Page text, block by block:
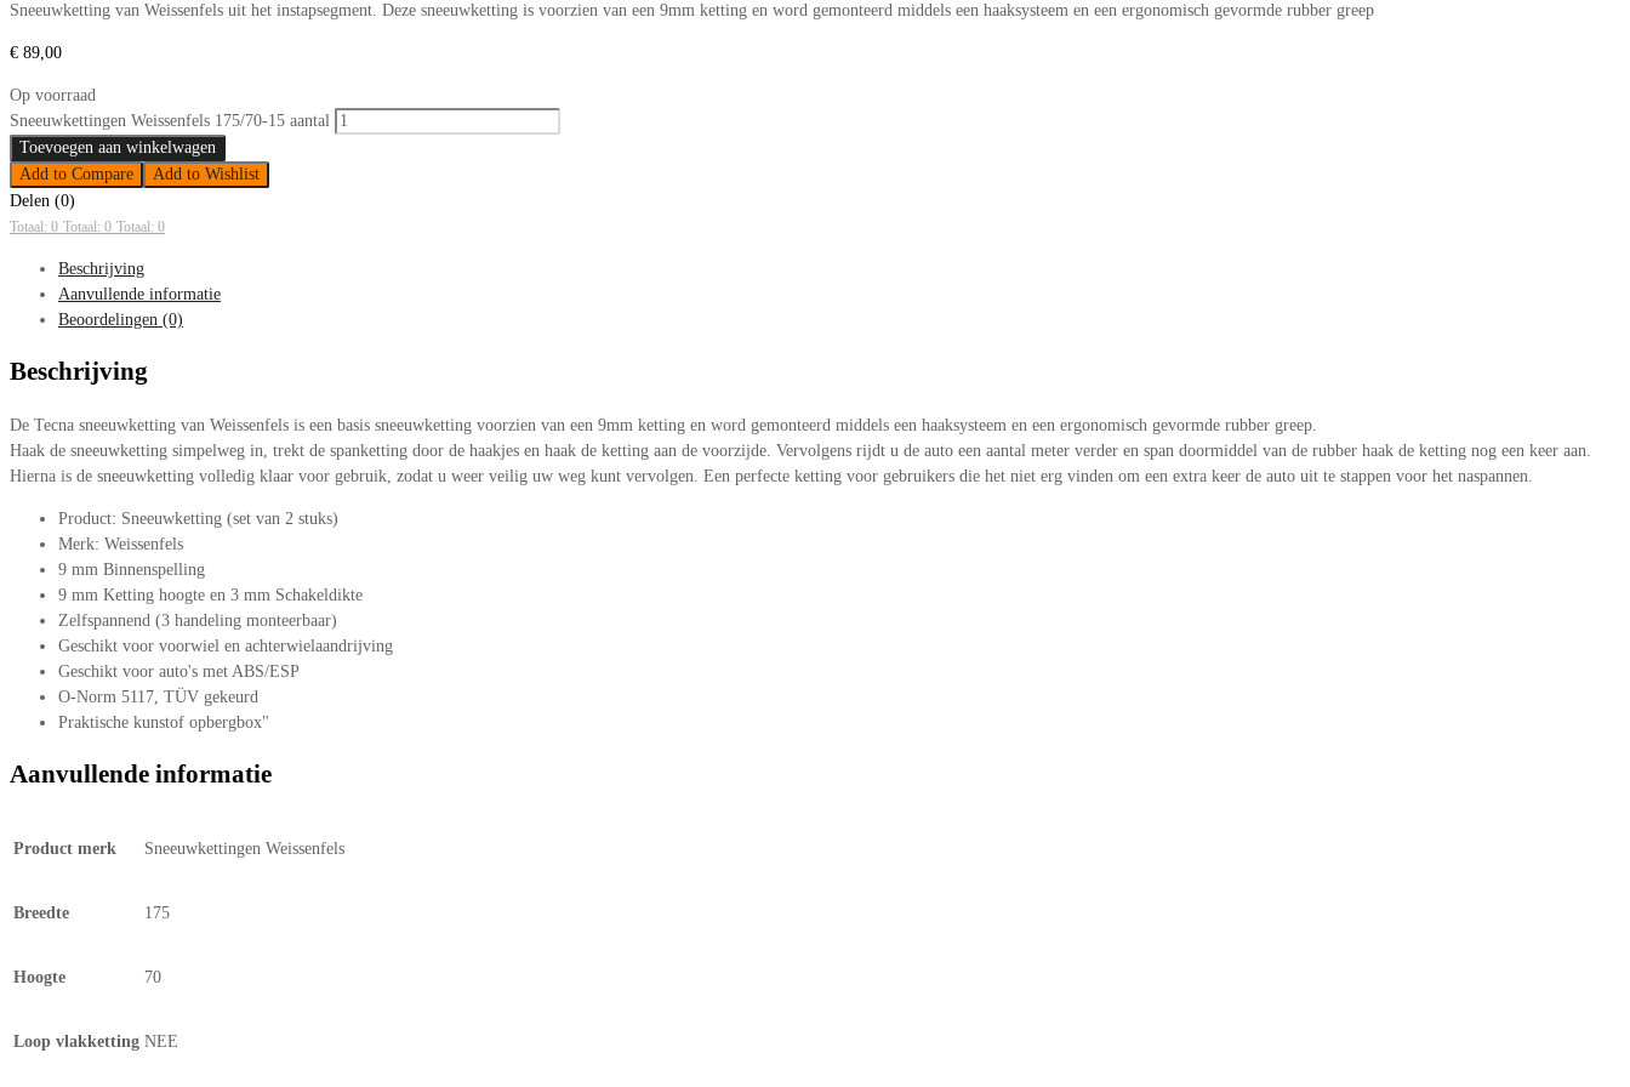
Sneeuwketting van Weissenfels uit het instapsegment. Deze sneeuwketting is voorzien van een 9mm ketting en word gemonteerd middels een haaksysteem en een ergonomisch gevormde rubber greep
€ 89,00
Op voorraad
Sneeuwkettingen Weissenfels 175/70-15 aantal
Toevoegen aan winkelwagen
Add to Compare
Add to Wishlist
Delen (0)
Totaal: 0 Totaal: 0 Totaal: 0
Beschrijving
Aanvullende informatie
Beoordelingen (0)
Beschrijving
De Tecna sneeuwketting van Weissenfels is een basis sneeuwketting voorzien van een 9mm ketting en word gemonteerd middels een haaksysteem en een ergonomisch gevormde rubber greep.
Haak de sneeuwketting simpelweg in, trekt de spanketting door de haakjes en haak de ketting aan de voorzijde. Vervolgens rijdt u de auto een aantal meter verder en span doormiddel van de rubber haak de ketting nog een keer aan.
Hierna is de sneeuwketting volledig klaar voor gebruik, zodat u weer veilig uw weg kunt vervolgen. Een perfecte ketting voor gebruikers die het niet erg vinden om een extra keer de auto uit te stappen voor het naspannen.
Product: Sneeuwketting (set van 2 stuks)
Merk: Weissenfels
9 mm Binnenspelling
9 mm Ketting hoogte en 3 mm Schakeldikte
Zelfspannend (3 handeling monteerbaar)
Geschikt voor voorwiel en achterwielaandrijving
Geschikt voor auto's met ABS/ESP
O-Norm 5117, TÜV gekeurd
Praktische kunstof opbergbox"
Aanvullende informatie
Product merk Sneeuwkettingen Weissenfels
Breedte 175
Hoogte 70
Loop vlakketting NEE